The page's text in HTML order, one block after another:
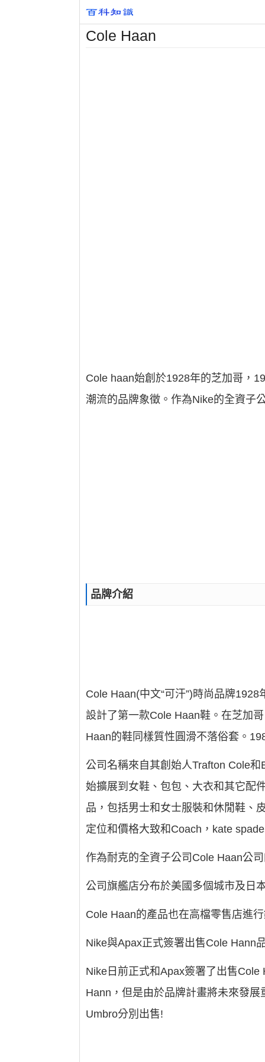
Cole Haan
Cole haan始創於1928年的芝加哥，
潮流的品牌象徵。作為Nike的全資子
品牌介紹
Cole Haan(中文“可汗”)時尚品牌
設計了第一款Cole Haan鞋。在芝加
Haan的鞋同樣質性圓滑不落俗套。
公司名稱來自其創始人Trafton Cole
始擴展到女鞋、包包、大衣和其它配
品，包括男士和女士服裝和休閒鞋、
定位和價格大致和Coach，kate
作為耐克的全資子公司Cole Haan公
公司旗艦店分布於美國多個城市及日
Cole Haan的產品也在高檔零售店進
Nike與Apax正式簽署出售Cole Hann
Nike日前正式和Apax簽署了出售
Hann，但是由於品牌計畫將未來發
Umbro分別出售!